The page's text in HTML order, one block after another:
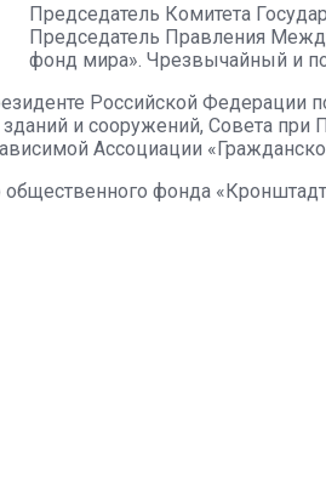
Председатель Комитета
Председатель Правления
фонд мира». Чрезвычайный и
Российской Федерации
и сооружений, Совета
Ассоциации
фонда